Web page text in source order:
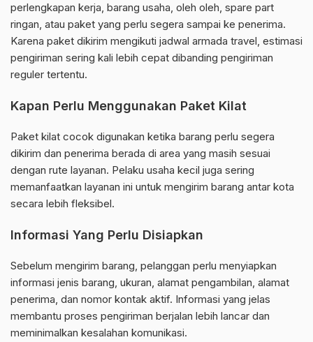
perlengkapan kerja, barang usaha, oleh oleh, spare part
ringan, atau paket yang perlu segera sampai ke penerima.
Karena paket dikirim mengikuti jadwal armada travel, estimasi
pengiriman sering kali lebih cepat dibanding pengiriman
reguler tertentu.
Kapan Perlu Menggunakan Paket Kilat
Paket kilat cocok digunakan ketika barang perlu segera
dikirim dan penerima berada di area yang masih sesuai
dengan rute layanan. Pelaku usaha kecil juga sering
memanfaatkan layanan ini untuk mengirim barang antar kota
secara lebih fleksibel.
Informasi Yang Perlu Disiapkan
Sebelum mengirim barang, pelanggan perlu menyiapkan
informasi jenis barang, ukuran, alamat pengambilan, alamat
penerima, dan nomor kontak aktif. Informasi yang jelas
membantu proses pengiriman berjalan lebih lancar dan
meminimalkan kesalahan komunikasi.